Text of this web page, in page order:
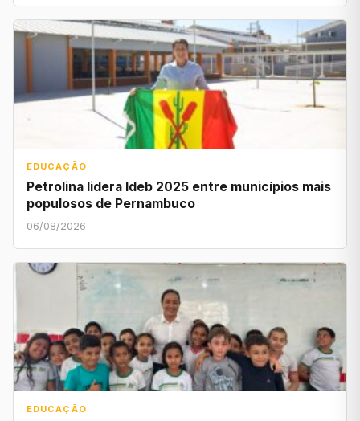
EDUCAÇÃO
Petrolina lidera Ideb 2025 entre municípios mais
populosos de Pernambuco
06/08/2026
EDUCAÇÃO